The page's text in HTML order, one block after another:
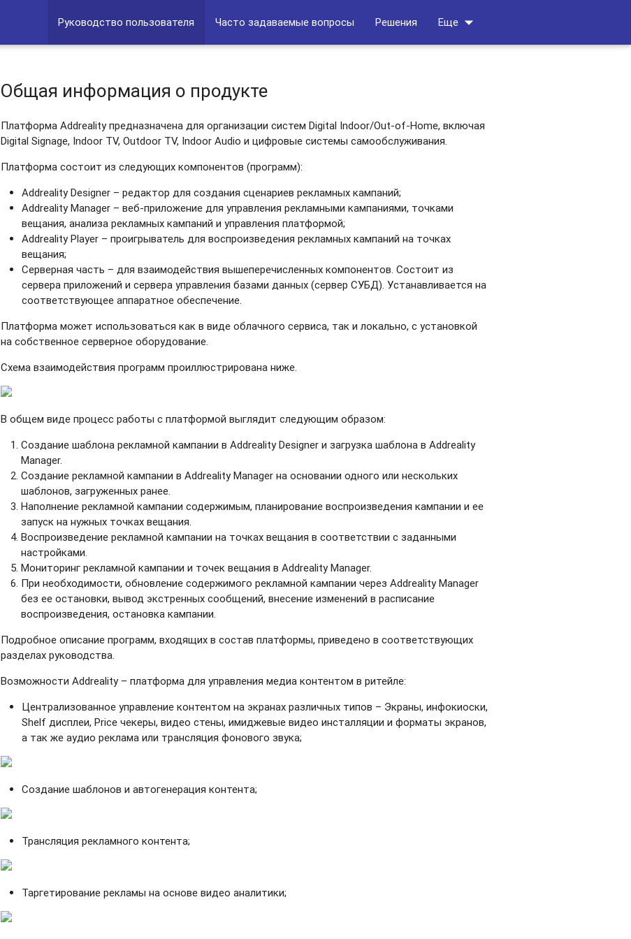
Руководство пользователя Часто задаваемые вопросы Решения Еще arrow_drop_down
Общая информация о продукте
Платформа Addreality предназначена для организации систем Digital Indoor/Out-­of-Home, включая
Digital Signage, Indoor TV, Outdoor TV, Indoor Audio и цифровые системы самообслуживания.
Платформа состоит из следующих компонентов (программ):
Addreality Designer – редактор для создания сценариев рекламных кампаний;
Addreality Manager – веб-приложение для управления рекламными кампаниями, точками
вещания, анализа рекламных кампаний и управления платформой;
Addreality Player – проигрыватель для воспроизведения рекламных кампаний на точках
вещания;
Серверная часть – для взаимодействия вышеперечисленных компонентов. Состоит из
сервера приложений и сервера управления базами данных (сервер СУБД). Устанавливается на
соответствующее аппаратное обеспечение.
Платформа может использоваться как в виде облачного сервиса, так и локально, с установкой
на собственное серверное оборудование.
Схема взаимодействия программ проиллюстрирована ниже.
В общем виде процесс работы с платформой выглядит следующим образом:
Создание шаблона рекламной кампании в Addreality Designer и загрузка шаблона в Addreality
Manager.
Создание рекламной кампании в Addreality Manager на основании одного или нескольких
шаблонов, загруженных ранее.
Наполнение рекламной кампании содержимым, планирование воспроизведения кампании и ее
запуск на нужных точках вещания.
Воспроизведение рекламной кампании на точках вещания в соответствии с заданными
настройками.
Мониторинг рекламной кампании и точек вещания в Addreality Manager.
При необходимости, обновление содержимого рекламной кампании через Addreality Manager
без ее остановки, вывод экстренных сообщений, внесение изменений в расписание
воспроизведения, остановка кампании.
Подробное описание программ, входящих в состав платформы, приведено в соответствующих
разделах руководства.
Возможности Addreality – платформа для управления медиа контентом в ритейле:
Централизованное управление контентом на экранах различных типов – Экраны, инфокиоски,
Shelf дисплеи, Price чекеры, видео стены, имиджевые видео инсталляции и форматы экранов,
а так же аудио реклама или трансляция фонового звука;
Создание шаблонов и автогенерация контента;
Трансляция рекламного контента;
Таргетирование рекламы на основе видео аналитики;